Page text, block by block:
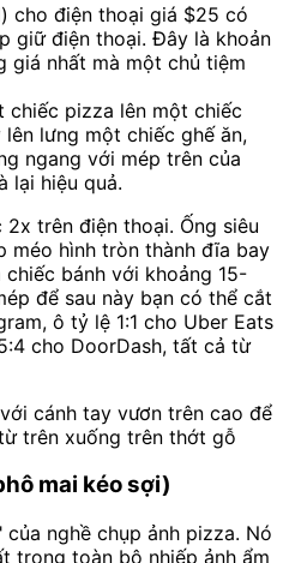
cho điện thoại giá $25 có
giữ điện thoại. Đây là khoản
giá nhất mà một chủ tiệm
chiếc pizza lên một chiếc
lưng một chiếc ghế ăn,
ngang với mép trên của
lại hiệu quả.
trên điện thoại. Ống siêu
méo hình tròn thành đĩa bay
chiếc bánh với khoảng 15-
để sau này bạn có thể cắt
ô tỷ lệ 1:1 cho Uber Eats
cho DoorDash, tất cả từ
cánh tay vươn trên cao để
trên xuống trên thớt gỗ
mai kéo sợi)
nghề chụp ảnh pizza. Nó
trong toàn bộ nhiếp ảnh ẩm